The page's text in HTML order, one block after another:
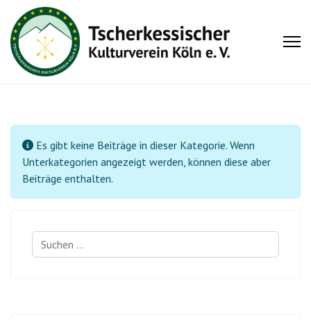
Information
Es gibt keine Beiträge in dieser Kategorie. Wenn
Unterkategorien angezeigt werden, können diese aber
Beiträge enthalten.
Suchen
...